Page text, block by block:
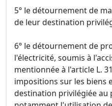
5° le détournement de
de leur destination
6° le détournement de
l'électricité, soumis à
mentionnée à l'article L.
impositions sur les biens
destination privilégiée au